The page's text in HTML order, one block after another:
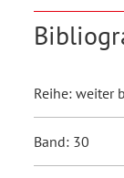
Reihe: weiter
Band: 30